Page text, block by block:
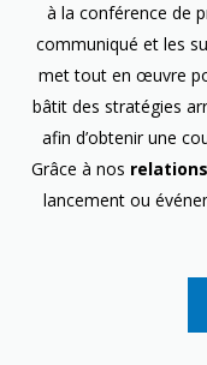
à la conférence de
communiqué et les
met tout en œuvre
bâtit des stratégies
afin d’obtenir une
Grâce à nos
lancement ou